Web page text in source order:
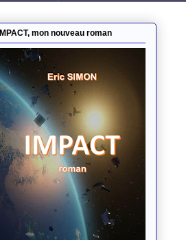
IMPACT, mon nouveau roman